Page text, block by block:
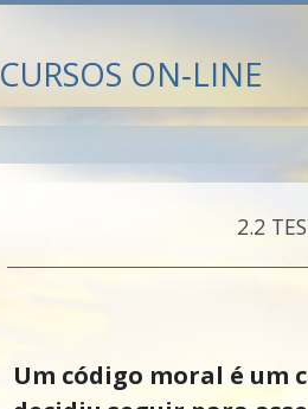
CURSOS ON‑LINE
2.‎2
Um código moral é um